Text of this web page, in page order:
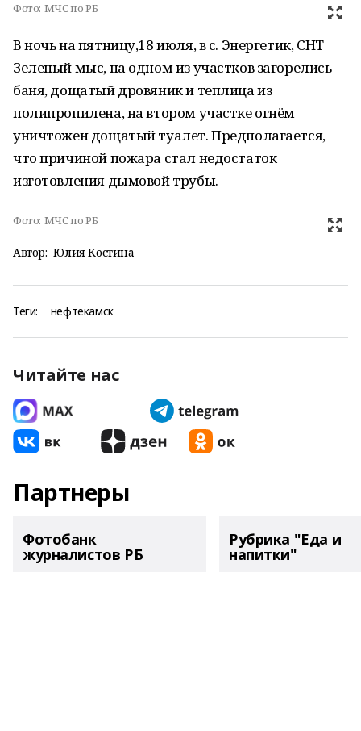
Фото: МЧС по РБ
В ночь на пятницу,18 июля, в с. Энергетик, СНТ
Зеленый мыс, на одном из участков загорелись
баня, дощатый дровяник и теплица из
полипропилена, на втором участке огнём
уничтожен дощатый туалет. Предполагается,
что причиной пожара стал недостаток
изготовления дымовой трубы.
Фото: МЧС по РБ
Автор: Юлия Костина
Теги: нефтекамск
Читайте нас
Партнеры
Фотобанк
журналистов РБ
Рубрика "Еда и
напитки"